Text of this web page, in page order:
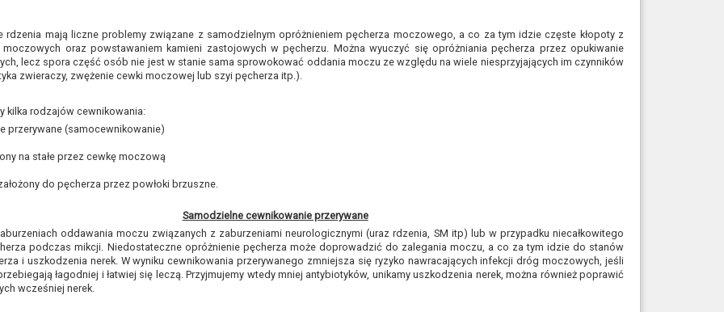
rdzenia mają liczne problemy związane z samodzielnym opróżnieniem pęcherza moczowego, a co za tym idzie częste kłopoty z
oraz powstawaniem kamieni zastojowych w pęcherzu. Można wyuczyć się opróżniania pęcherza przez opukiwanie
lecz spora część osób nie jest w stanie sama sprowokować oddania moczu ze względu na wiele niesprzyjających im czynników
zwieraczy, zwężenie cewki moczowej lub szyi pęcherza itp.).
kilka rodzajów cewnikowania:
przerywane (samocewnikowanie)
na stałe przez cewkę moczową
do pęcherza przez powłoki brzuszne.
Samodzielne cewnikowanie przerywane
oddawania moczu związanych z zaburzeniami neurologicznymi (uraz rdzenia, SM itp) lub w przypadku niecałkowitego
podczas mikcji. Niedostateczne opróżnienie pęcherza może doprowadzić do zalegania moczu, a co za tym idzie do stanów
i uszkodzenia nerek. W wyniku cewnikowania przerywanego zmniejsza się ryzyko nawracających infekcji dróg moczowych, jeśli
łagodniej i łatwiej się leczą. Przyjmujemy wtedy mniej antybiotyków, unikamy uszkodzenia nerek, można również poprawić
wcześniej nerek.